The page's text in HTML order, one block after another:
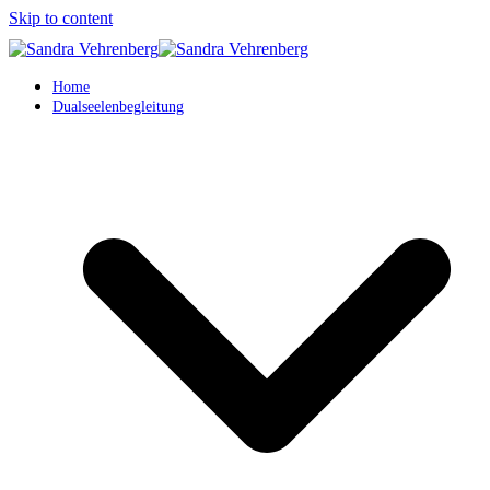
Skip to content
Home
Dualseelenbegleitung